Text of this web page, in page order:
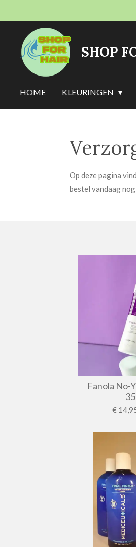
hoofdinhoud
SHOP
HOME KLEURINGEN
Op deze pagina
bestel vandaag
Fanola No-
€